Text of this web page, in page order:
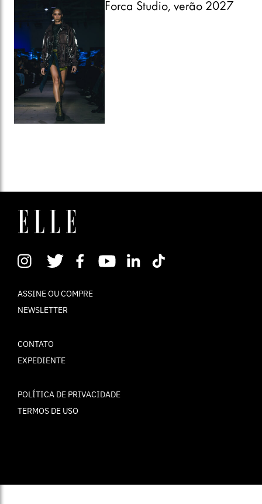
Forca Studio, verão 2027
ASSINE OU COMPRE
NEWSLETTER
CONTATO
EXPEDIENTE
POLÍTICA DE PRIVACIDADE
TERMOS DE USO